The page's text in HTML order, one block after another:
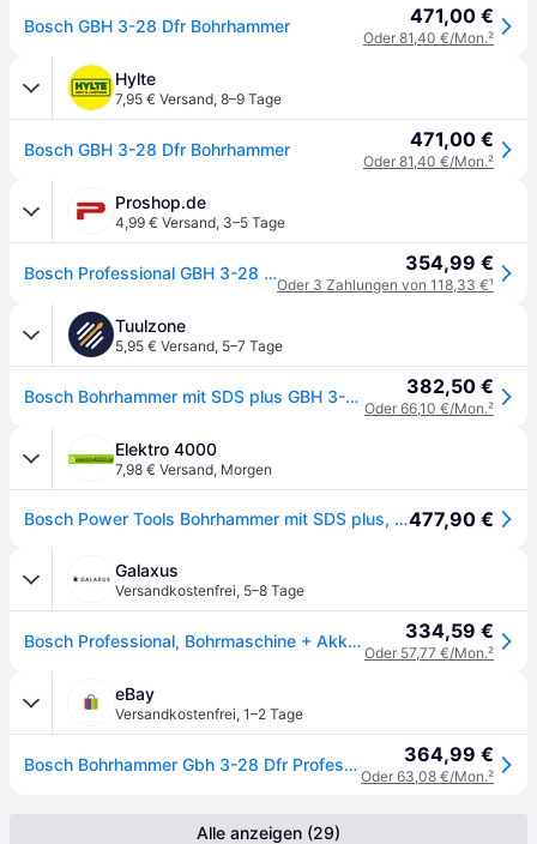
Bosch GBH 3-28 Dfr Bohrhammer 471,00 €
Oder 81,40 €/Mon.²
Hylte
7,95 € Versand, 8–9 Tage
Bosch GBH 3-28 Dfr Bohrhammer 471,00 €
Oder 81,40 €/Mon.²
Proshop.de
4,99 € Versand, 3–5 Tage
Bosch Professional GBH 3-28 DFR 354,99 €
Oder 3 Zahlungen von 118,33 €¹
Tuulzone
5,95 € Versand, 5–7 Tage
Bosch Bohrhammer mit SDS plus GBH 3-28 DFR, Handwerkerkoffer - 061124A000 382,50 €
Oder 66,10 €/Mon.²
Elektro 4000
7,98 € Versand, Morgen
Bosch Power Tools Bohrhammer mit SDS plus, 061124A000477,90 €
Galaxus
Versandkostenfrei, 5–8 Tage
Bosch Professional, Bohrmaschine + Akkuschrauber, GBH 3-28 (Bohrhammer) 334,59 €
Oder 57,77 €/Mon.²
eBay
Versandkostenfrei, 1–2 Tage
Bosch Bohrhammer Gbh 3-28 Dfr Professional Sds-plus Set Handwerkerkoffer 364,99 €
Oder 63,08 €/Mon.²
Alle anzeigen (29)